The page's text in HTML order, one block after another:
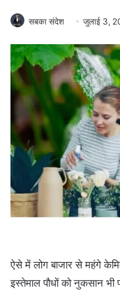
सबका संदेश जुलाई 3,
ऐसे में लोग बाजार से महंगे
इस्तेमाल पौधों को नुकसान